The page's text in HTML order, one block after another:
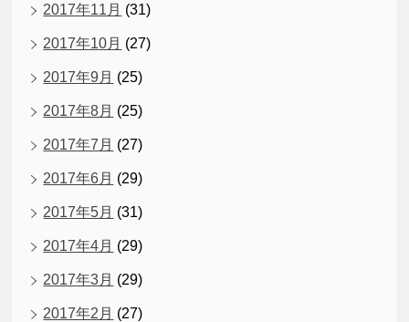
2017年11月 (31)
2017年10月 (27)
2017年9月 (25)
2017年8月 (25)
2017年7月 (27)
2017年6月 (29)
2017年5月 (31)
2017年4月 (29)
2017年3月 (29)
2017年2月 (27)